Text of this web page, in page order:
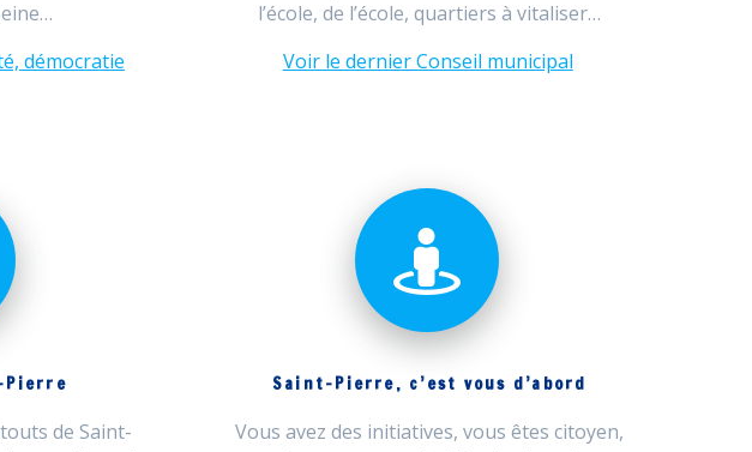
démocratie
l’école, de l’école, quartiers à vitaliser…
Voir le dernier Conseil municipal
Pierre
de Saint-
Saint-Pierre, c’est vous d’abord
Vous avez des initiatives, vous êtes citoyen,